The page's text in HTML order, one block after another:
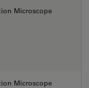
Microscope
Microscope